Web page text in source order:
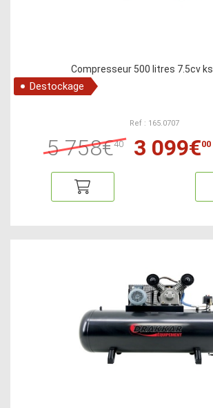
Compresseur 500 litres 7.5cv
Destockage
Ref : 165.0707
5 758€40 3 099€00